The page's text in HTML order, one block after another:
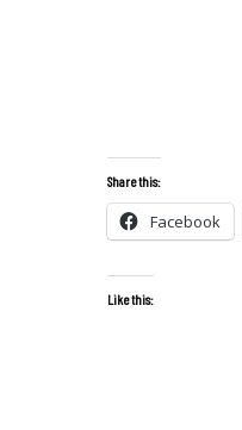
Share this:
Facebook
Like this: